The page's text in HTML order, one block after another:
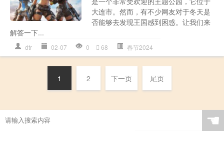
大连市。然而，有不少网友对于冬天是
否能够去发现王国感到困惑。让我们来
解答一下...
dtr 02-07 0 68 春节2024
1 2 下一页 尾页
☚